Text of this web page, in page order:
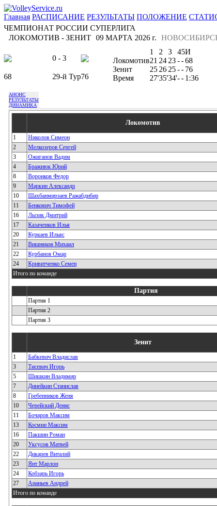
Главная РАСПИСАНИЕ РЕЗУЛЬТАТЫ ПОЛОЖЕНИЕ
ЧЕМПИОНАТ РОССИИ СУПЕРЛИГА
ЛОКОМОТИВ - ЗЕНИТ 09 МАРТА 2026 г.
0 - 3
68 29-й Тур76
1 2 3 45И
Локомотив21 24 23--68
Зенит
25 26 25-- 76
Время
27'35'34'-- 1:36
АНОНС
РЕЗУЛЬТАТЫ
ДИНАМИКА
Локомотив
1
Николов Симеон
2
Мелкозеров Сергей
3
Ожиганов Вадим
4
Бражнюк Юрий
8
Воронков Федор
9
Маркин Александр
10
Шахбанмирзаев Ражабдибир
11
Бенкович Тимофей
16
Лызик Дмитрий
17
Казаченков Илья
20
Куркаев Ильяс
21
Вишняков Михаил
22
Курбанов Омар
24
Кривитченко Семен
Итого по команде
Партия
Партия 1
Партия 2
Партия 3
Зенит
1
Бабкевич Владислав
3
Тисевич Игорь
5
Шишкин Владимир
7
Динейкин Станислав
8
Гребенников Женя
10
Черейский Денис
11
Бочаров Максим
13
Космин Максим
16
Пакшин Роман
20
Уксусов Матвей
22
Дикарев Виталий
23
Янт Марлон
24
Кобзарь Игорь
27
Ананьев Андрей
Итого по команде